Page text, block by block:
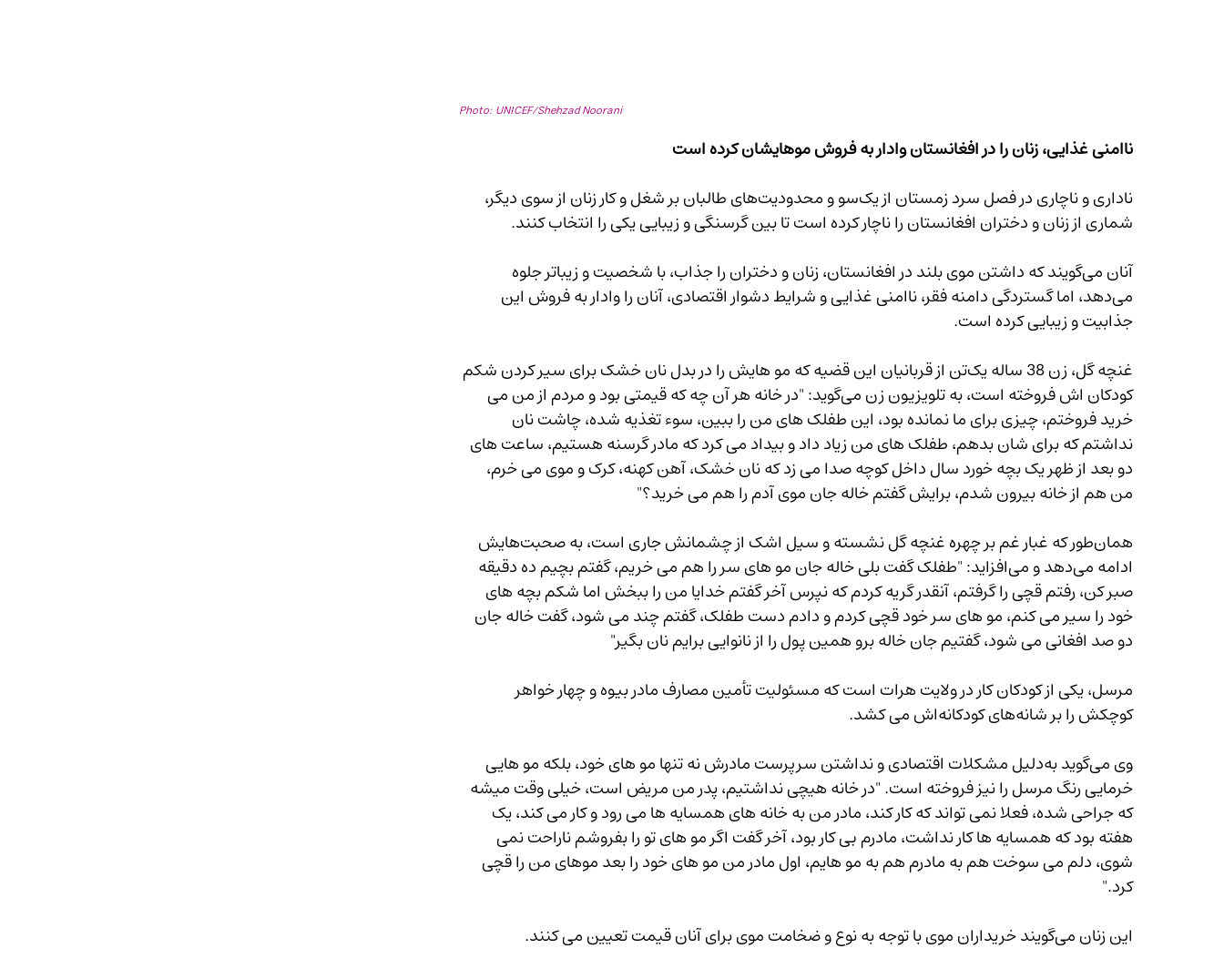
Photo:  UNICEF/Shehzad Noorani
ناامنی غذایی، زنان را در افغانستان وادار به فروش موهایشان کرده است
ناداری و ناچاری در فصل سرد زمستان از یک‌سو و محدودیت‌های طالبان بر شغل و کار زنان از سوی دیگر،
شماری از زنان و دختران افغانستان را ناچار کرده است تا بین گرسنگی و زیبایی یکی را انتخاب کنند.
آنان می‌گویند که داشتن موی بلند در افغانستان، زنان و دختران را جذاب، با شخصیت و زیباتر جلوه
می‌دهد، اما گستردگی دامنه فقر، ناامنی غذایی و شرایط دشوار اقتصادی، آنان را وادار به فروش این
جذابیت و زیبایی کرده است.
غنچه گل، زن 38 ساله‌ یک‌تن از قربانیان این قضیه که مو هایش را در بدل نان خشک برای سیر کردن شکم
کودکان اش فروخته است، به تلویزیون زن می‌گوید: "در خانه هر آن چه که قیمتی بود و مردم از من می
خرید فروختم، چیزی برای ما نمانده بود، این طفلک های من را ببین، سوء تغذیه شده، چاشت نان
نداشتم که برای شان بدهم، طفلک های من زیاد داد و بیداد می کرد که مادر گرسنه هستیم، ساعت های
دو بعد از ظهر یک بچه خورد سال داخل کوچه صدا می زد که نان خشک، آهن کهنه، کرک و موی می خرم،
من هم از خانه بیرون شدم، برایش گفتم خاله جان موی آدم را هم می خرید؟"
همان‌طور که غبار غم بر چهره غنچه گل نشسته و سیل اشک از چشمانش جاری است، به صحبت‌هایش
ادامه می‌دهد و می‌افزاید: "طفلک گفت بلی خاله جان مو های سر را هم می خریم، گفتم بچیم ده دقیقه
صبر کن، رفتم قچی را گرفتم، آنقدر گریه کردم که نپرس آخر گفتم خدایا من را ببخش اما شکم بچه های
خود را سیر می کنم، مو های سر خود قچی کردم و دادم دست طفلک، گفتم چند می شود، گفت خاله جان
دو صد افغانی می شود، گفتیم جان خاله برو همین پول را از نانوایی برایم نان بگیر"
مرسل، یکی از کودکان کار در ولایت هرات است که مسئولیت تأمین مصارف مادر بیوه و چهار خواهر
کوچکش را بر شانه‌های کودکانه‌اش می کشد.
وی می‌گوید به‌دلیل مشکلات اقتصادی و نداشتن سرپرست مادرش نه تنها مو های خود، بلکه مو هایی
خرمایی رنگ مرسل را نیز فروخته است. "در خانه هیچی نداشتیم، پدر من مریض است، خیلی وقت میشه
که جراحی شده، فعلا نمی تواند که کار کند، مادر من به خانه های همسایه ها می رود و کار می کند، یک
هفته بود که همسایه ها کار نداشت، مادرم بی کار بود، آخر گفت اگر مو های تو را بفروشم ناراحت نمی
شوی، دلم می سوخت هم به مادرم هم به مو هایم، اول مادر من مو های خود را بعد موهای من را قچی
کرد."
این زنان می‌گویند خریداران موی با توجه به نوع و ضخامت موی برای آنان قیمت تعیین می کنند.